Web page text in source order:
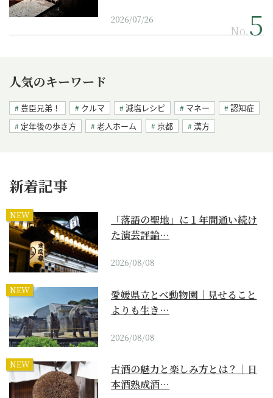
2026/07/26
No.
人気のキーワード
豊臣兄弟！ クルマ 減塩レシピ マネー
認知症
定年後の歩き方
老人ホーム 京都 漢方
新着記事
NEW
「落語の聖地」に１年間通い続け
た演芸評論…
2026/08/08
NEW
愛媛県立とべ動物園｜見せること
よりも生き…
2026/08/08
NEW
古酒の魅力と楽しみ方とは？｜日
本酒熟成酒…